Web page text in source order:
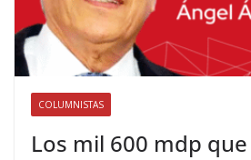
COLUMNISTAS
Los mil 600 mdp